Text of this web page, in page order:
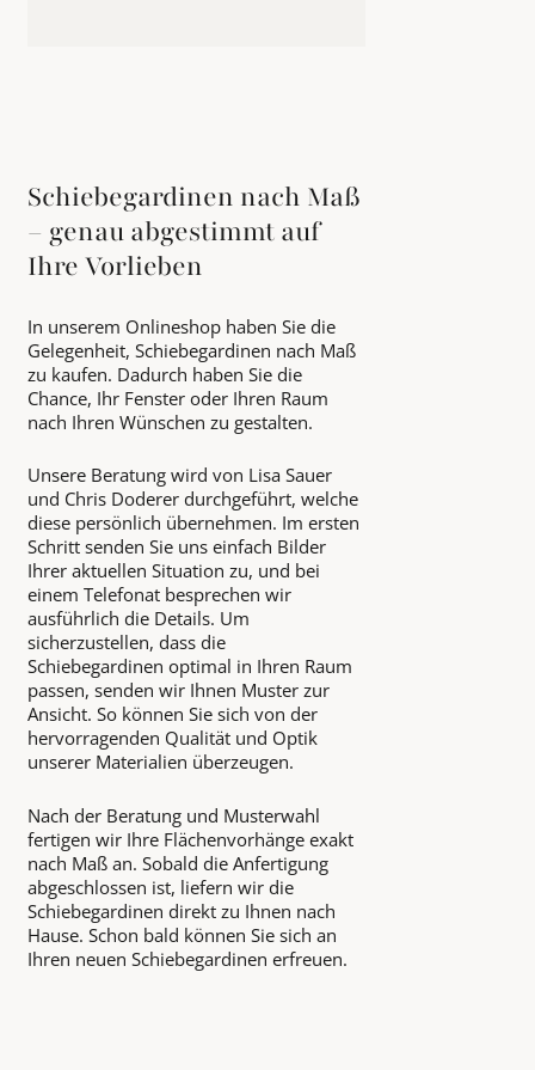
Schiebegardinen nach Maß
– genau abgestimmt auf
Ihre Vorlieben
In unserem Onlineshop haben Sie die
Gelegenheit, Schiebegardinen nach Maß
zu kaufen. Dadurch haben Sie die
Chance, Ihr Fenster oder Ihren Raum
nach Ihren Wünschen zu gestalten.
Unsere Beratung wird von Lisa Sauer
und Chris Doderer durchgeführt, welche
diese persönlich übernehmen. Im ersten
Schritt senden Sie uns einfach Bilder
Ihrer aktuellen Situation zu, und bei
einem Telefonat besprechen wir
ausführlich die Details. Um
sicherzustellen, dass die
Schiebegardinen optimal in Ihren Raum
passen, senden wir Ihnen Muster zur
Ansicht. So können Sie sich von der
hervorragenden Qualität und Optik
unserer Materialien überzeugen.
Nach der Beratung und Musterwahl
fertigen wir Ihre Flächenvorhänge exakt
nach Maß an. Sobald die Anfertigung
abgeschlossen ist, liefern wir die
Schiebegardinen direkt zu Ihnen nach
Hause. Schon bald können Sie sich an
Ihren neuen Schiebegardinen erfreuen.